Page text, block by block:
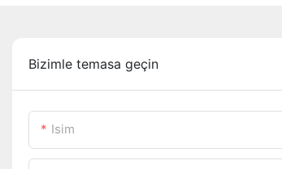
Bizimle temasa geçin
Isim